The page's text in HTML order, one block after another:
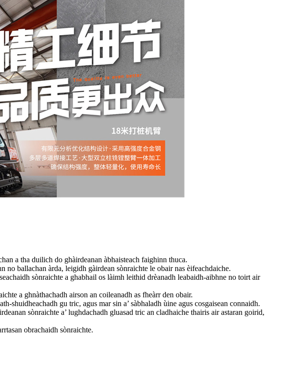
a tha duilich do ghàirdeanan àbhaisteach faighinn thuca.
ballachan àrda, leigidh gàirdean sònraichte le obair nas èifeachdaiche.
sònraichte a ghabhail os làimh leithid drèanadh leabaidh-aibhne no toirt air
a ghnàthachadh airson an coileanadh as fheàrr den obair.
shuidheachadh gu tric, agus mar sin a’ sàbhaladh ùine agus cosgaisean connaidh.
sònraichte a’ lughdachadh gluasad tric an cladhaiche thairis air astaran goirid,
obrachaidh sònraichte.